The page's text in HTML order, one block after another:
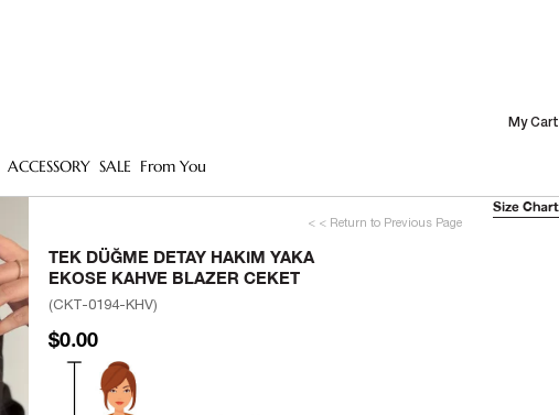
My Cart
ACCESSORY SALE From You
< < Return to Previous Page
TEK DÜĞME DETAY HAKIM YAKA
EKOSE KAHVE BLAZER CEKET
(CKT-0194-KHV)
$0.00
Size Chart